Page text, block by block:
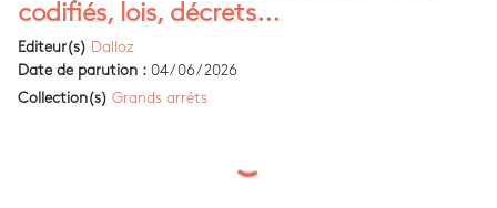
codifiés, lois, décrets...
Editeur(s)
Dalloz
Date de parution : 04/06/2026
Collection(s) Grands arrêts